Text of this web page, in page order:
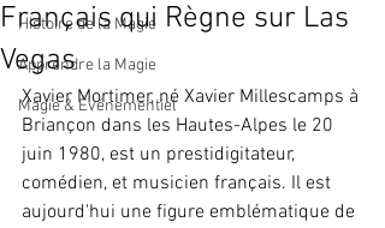
Histoire de la Magie
Apprendre la Magie
Magie & Événementiel
Français qui Règne sur Las
Vegas
Xavier Mortimer, né Xavier Millescamps à
Briançon dans les Hautes-Alpes le 20
juin 1980, est un prestidigitateur,
comédien, et musicien français. Il est
aujourd'hui une figure emblématique de